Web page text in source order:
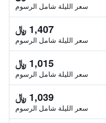
سعر الليلة شامل الرسوم
1,407 ﷼
سعر الليلة شامل الرسوم
1,015 ﷼
سعر الليلة شامل الرسوم
1,039 ﷼
سعر الليلة شامل الرسوم